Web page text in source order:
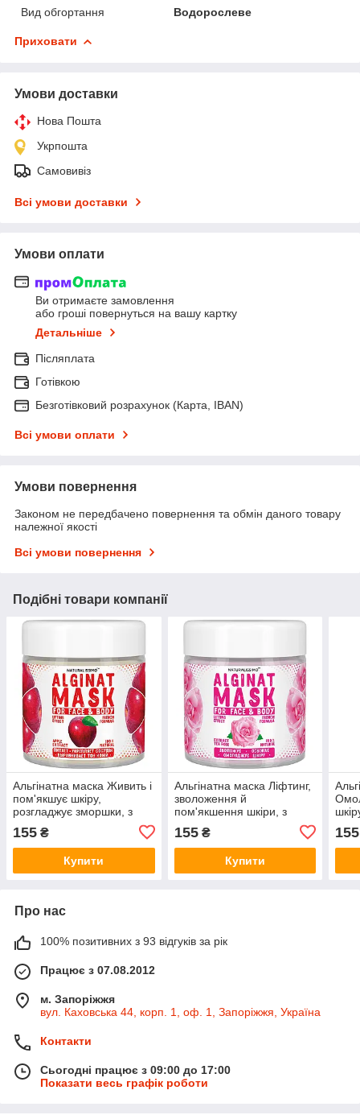
Вид обгортання
Водорослеве
Приховати
Умови доставки
Нова Пошта
Укрпошта
Самовивіз
Всі умови доставки
Умови оплати
Ви отримаєте замовлення
або гроші повернуться на вашу картку
Детальніше
Післяплата
Готівкою
Безготівковий розрахунок (Карта, IBAN)
Всі умови оплати
Умови повернення
Законом не передбачено повернення та обмін даного товару
належної якості
Всі умови повернення
Подібні товари компанії
Альгінатна маска Живить і
пом'якшує шкіру,
розгладжує зморшки, з
155 ₴
Купити
Альгінатна маска Ліфтинг,
зволоження й
пом'якшення шкіри, з
155₴
Купити
155
Про нас
100% позитивних з 93 відгуків за рік
Працює з 07.08.2012
м. Запоріжжя
вул. Каховська 44, корп. 1, оф. 1, Запоріжжя, Україна
Контакти
Сьогодні працює з 09:00 до 17:00
Показати весь графік роботи